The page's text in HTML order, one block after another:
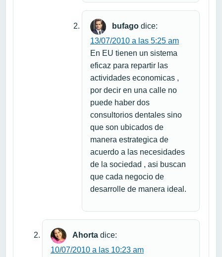
bufago dice:
13/07/2010 a las 5:25 am
En EU tienen un sistema
eficaz para repartir las
actividades economicas ,
por decir en una calle no
puede haber dos
consultorios dentales sino
que son ubicados de
manera estrategica de
acuerdo a las necesidades
de la sociedad , asi buscan
que cada negocio de
desarrolle de manera ideal.
Ahorta dice:
10/07/2010 a las 10:23 am